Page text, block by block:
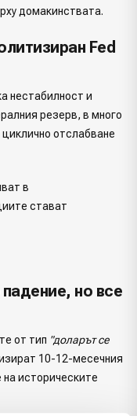
домакинствата.
Fed
нестабилност и
резерв, в много
отслабване
в
стават
но все
от тип "доларът се
10-12-месечния
историческите